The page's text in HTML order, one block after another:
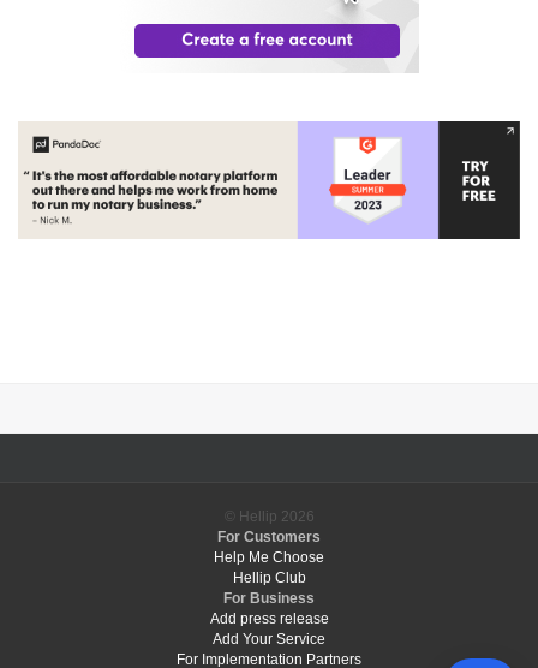
© Hellip 2026
For Customers
Help Me Choose
Hellip Club
For Business
Add press release
Add Your Service
For Implementation Partners